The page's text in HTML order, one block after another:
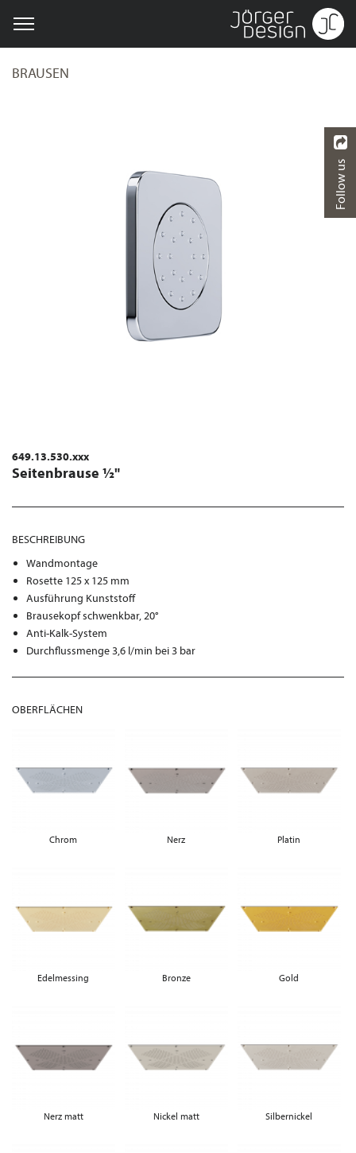
BRAUSEN
649.13.530.xxx
Seitenbrause ½"
BESCHREIBUNG
Wandmontage
Rosette 125 x 125 mm
Ausführung Kunststoff
Brausekopf schwenkbar, 20°
Anti-Kalk-System
Durchflussmenge 3,6 l/min bei 3 bar
OBERFLÄCHEN
Chrom Nerz Platin
Edelmessing Bronze Gold
Nerz matt Nickel matt Silbernickel
Follow us